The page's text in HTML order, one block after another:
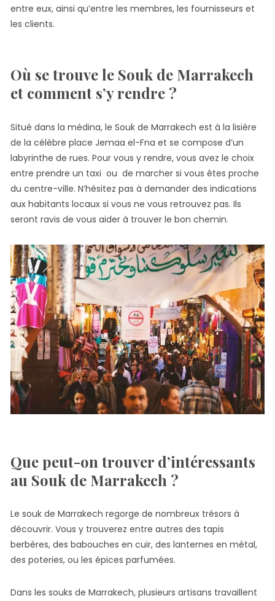
entre eux, ainsi qu’entre les membres, les fournisseurs et
les clients.
Où se trouve le Souk de Marrakech
et comment s’y rendre ?
Situé dans la médina, le Souk de Marrakech est à la lisière
de la célèbre place Jemaa el-Fna et se compose d’un
labyrinthe de rues. Pour vous y rendre, vous avez le choix
entre prendre un taxi ou de marcher si vous êtes proche
du centre-ville. N’hésitez pas à demander des indications
aux habitants locaux si vous ne vous retrouvez pas. Ils
seront ravis de vous aider à trouver le bon chemin.
Que peut-on trouver d’intéressants
au Souk de Marrakech ?
Le souk de Marrakech regorge de nombreux trésors à
découvrir. Vous y trouverez entre autres des tapis
berbères, des babouches en cuir, des lanternes en métal,
des poteries, ou les épices parfumées.
Dans les souks de Marrakech, plusieurs artisans travaillent